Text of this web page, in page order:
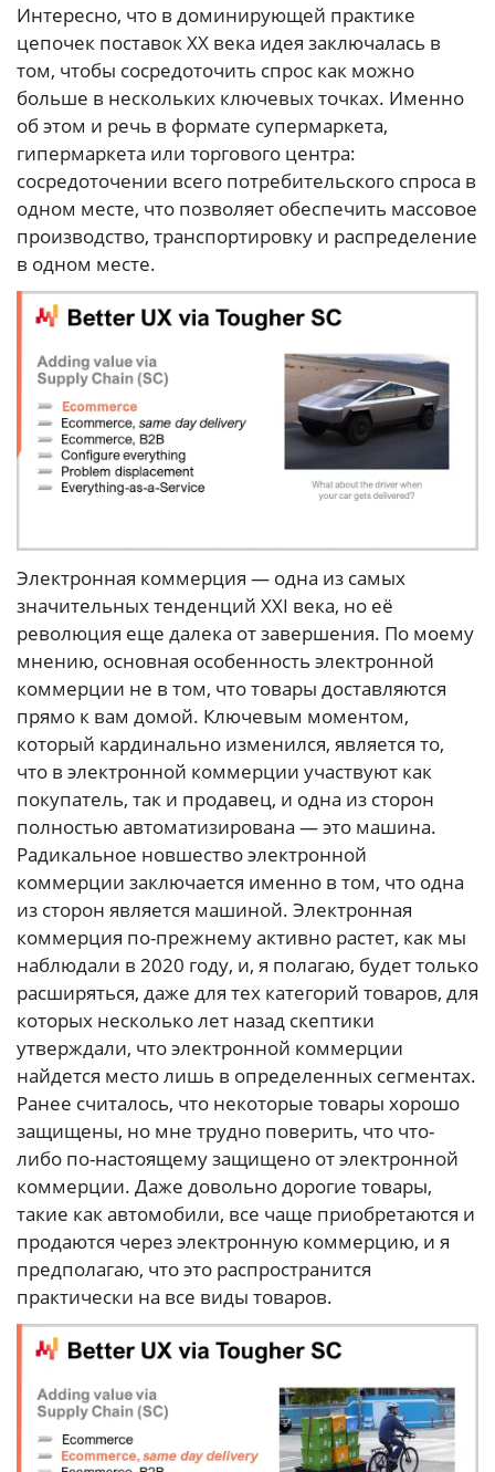
Интересно, что в доминирующей практике
цепочек поставок XX века идея заключалась в
том, чтобы сосредоточить спрос как можно
больше в нескольких ключевых точках. Именно
об этом и речь в формате супермаркета,
гипермаркета или торгового центра:
сосредоточении всего потребительского спроса в
одном месте, что позволяет обеспечить массовое
производство, транспортировку и распределение
в одном месте.
Электронная коммерция — одна из самых
значительных тенденций XXI века, но её
революция еще далека от завершения. По моему
мнению, основная особенность электронной
коммерции не в том, что товары доставляются
прямо к вам домой. Ключевым моментом,
который кардинально изменился, является то,
что в электронной коммерции участвуют как
покупатель, так и продавец, и одна из сторон
полностью автоматизирована — это машина.
Радикальное новшество электронной
коммерции заключается именно в том, что одна
из сторон является машиной. Электронная
коммерция по-прежнему активно растет, как мы
наблюдали в 2020 году, и, я полагаю, будет только
расширяться, даже для тех категорий товаров, для
которых несколько лет назад скептики
утверждали, что электронной коммерции
найдется место лишь в определенных сегментах.
Ранее считалось, что некоторые товары хорошо
защищены, но мне трудно поверить, что что-
либо по-настоящему защищено от электронной
коммерции. Даже довольно дорогие товары,
такие как автомобили, все чаще приобретаются и
продаются через электронную коммерцию, и я
предполагаю, что это распространится
практически на все виды товаров.